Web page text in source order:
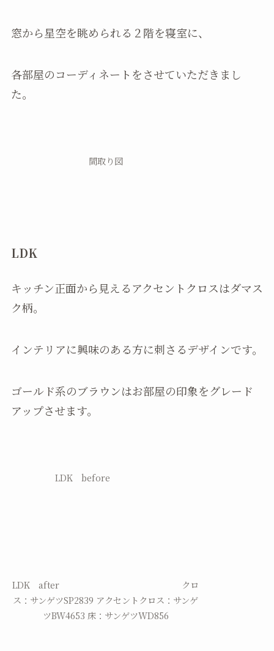
窓から星空を眺められる２階を寝室に、
各部屋のコーディネートをさせていただきまし
た。
間取り図
LDK
キッチン正面から見えるアクセントクロスはダマス
ク柄。
インテリアに興味のある方に刺さるデザインです。
ゴールド系のブラウンはお部屋の印象をグレード
アップさせます。
LDK before
LDK after クロ
ス：サンゲツSP2839 アクセントクロス：サンゲ
ツBW4653 床：サンゲツWD856